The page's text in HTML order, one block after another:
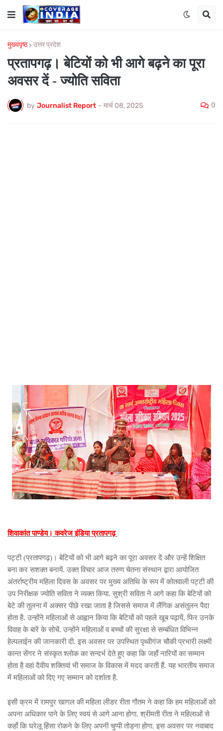
मुख्यपृष्ठ उत्तर प्रदेश
प्रतापगढ़। बेटियों को भी आगे बढ़ने का पूरा
अवसर दें - ज्योति सविता
by Journalist Report - मार्च 08, 2025 0
शिवाकांत पाण्डेय। कवरेज इंडिया प्रतापगढ़
पट्टी (प्रतापगढ़)। बेटियों को भी आगे बढ़ने का पूरा अवसर दें और उन्हें शिक्षित
बना कर सशक्त बनायें. उक्त विचार आज तरुण चेतना संस्थान द्वारा आयोजित
अंतर्राष्ट्रीय महिला दिवस के अवसर पर मुख्य अतिथि के रूप में कोतवाली पट्टी की
उप निरीक्षक ज्योति सविता ने व्यक्त किया. सुश्री सविता ने आगे कहा कि बेटियों को
बेटे की तुलना में अक्सर पीछे रखा जाता है जिससे समाज में लैंगिक असंतुलन पैदा
होता है. उन्होंने महिलाओं से आह्वान किया कि बेटियों को पहले खूब पढ़ायें, फिर उनके
विवाह के बारें के सोचें. उन्होंने महिलाओं व बच्चों की सुरक्षा से सम्बंधित विभिन्न
हेल्पलाईन की जानकारी दी. इस अवसर पर उपस्थित पृथ्वीगंज चौकी प्रभारी लक्ष्मी
कान्त सेंगर ने संस्कृत श्लोक का सन्दर्भ देते हुए कहा कि जहाँ नारियों का सम्मान
होता है वहां दैवीय शक्तियां भी समाज के विकास में मदद करती हैं. यह भारतीय समाज
में महिलाओं को दिए गए सम्मान को दर्शाता है.
इसी क्रम में रामपुर खागल की महिला लीडर रीता गौतम ने कहा कि हम महिलाओं को
अपना अधिकार पाने के लिए स्वयं से आगे आना होगा. श्रीमती रीता ने महिलाओं से
कहाँ कि घरेलू हिंसा रोकने के लिए अपनी चुप्पी तोड़ना होगा. इस अवसर पर नवाबाद